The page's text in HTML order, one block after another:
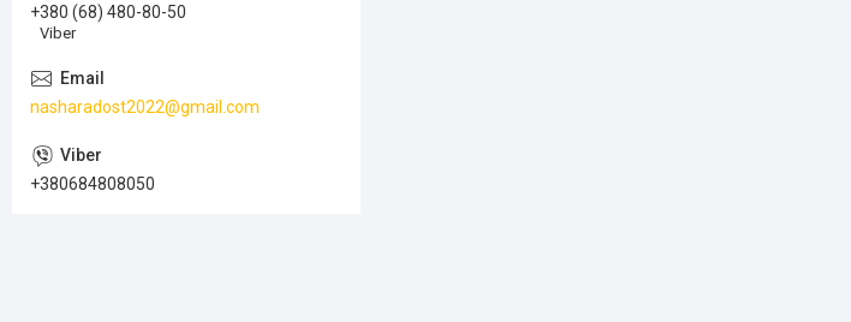
+380 (68) 480-80-50
Viber
nasharadost2022@gmail.com
+380684808050